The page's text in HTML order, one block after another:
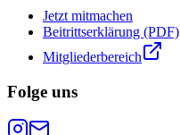
Jetzt mitmachen
Beitrittserklärung (PDF)
Mitgliederbereich
Folge uns